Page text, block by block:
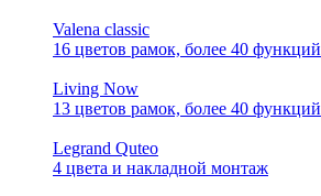
Valena classic
16 цветов рамок, более 40 функций
Living Now
13 цветов рамок, более 40 функций
Legrand Quteo
4 цвета и накладной монтаж